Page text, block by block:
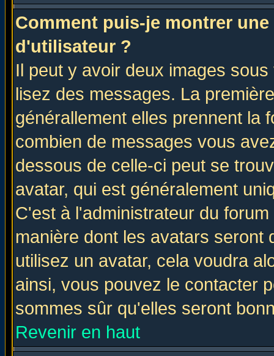
Comment puis-je montrer
d'utilisateur ?
Il peut y avoir deux images
lisez des messages. La
générallement elles prennent la
combien de messages vous
dessous de celle-ci peut se
avatar, qui est généralement
C'est à l'administrateur du
manière dont les avatars seront
utilisez un avatar, cela voudra
ainsi, vous pouvez le contacter
sommes sûr qu'elles seront
Revenir en haut